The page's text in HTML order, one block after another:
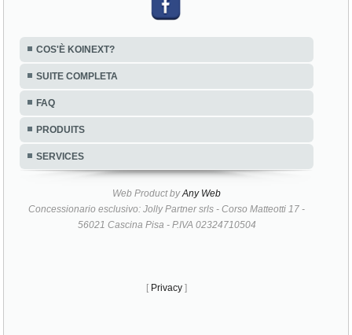
COS'È KOINEXT?
SUITE COMPLETA
FAQ
PRODUITS
SERVICES
Web Product byAny Web
Concessionario esclusivo: Jolly Partner srls - Corso Matteotti 17 -
56021 Cascina Pisa - P.IVA 02324710504
[ Privacy ]